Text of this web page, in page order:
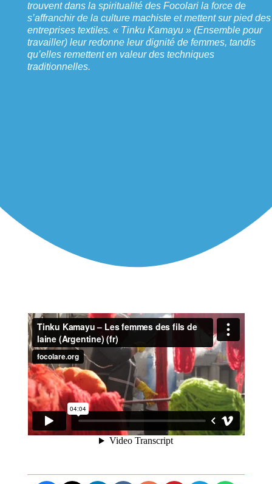
trouvent dans la spiritualité des Focolari la force de
s’affranchir de la culture machiste et mettent sur pied des
entreprises textiles. « Tinku Kamayu » (Ensemble pour
travailler) leur redonne leur dignité de femmes, tandis
qu’elles remettent en valeur des techniques
traditionnelles.